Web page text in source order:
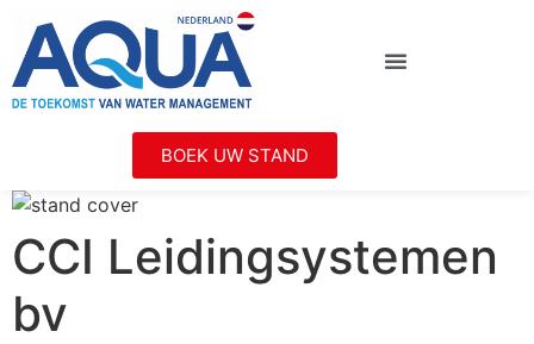
BOEK UW STAND
CCI Leidingsystemen
bv